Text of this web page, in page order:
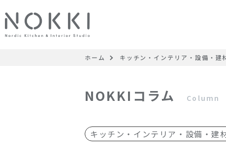
ホーム キッチン・インテリア・設備・建
NOKKIコラム Column
キッチン・インテリア・設備・建